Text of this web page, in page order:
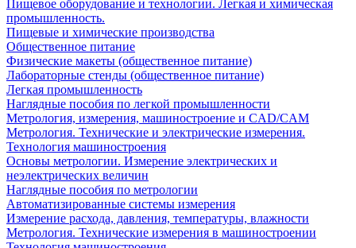
Пищевое оборудование и технологии. Легкая и химическая
промышленность.
Пищевые и химические производства
Общественное питание
Физические макеты (общественное питание)
Лабораторные стенды (общественное питание)
Легкая промышленность
Наглядные пособия по легкой промышленности
Метрология, измерения, машиностроение и CAD/CAM
Метрология. Технические и электрические измерения.
Технология машиностроения
Основы метрологии. Измерение электрических и
неэлектрических величин
Наглядные пособия по метрологии
Автоматизированные системы измерения
Измерение расхода, давления, температуры, влажности
Метрология. Технические измерения в машиностроении